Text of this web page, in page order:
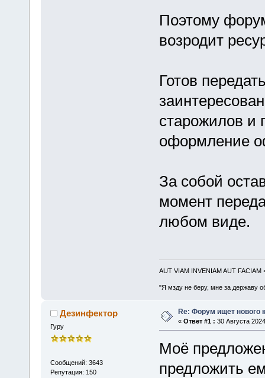
Поэтому
возродит
Готов
старожилов и
оформление
За собой
момент
любом виде.
AUT VIAM INVENIAM AUT FACIAM
"Я мзду не беру, мне за державу
Дезинфектор
Гуру
Сообщений: 3643
Репутация: 150
Re: Форум ищет нового
« Ответ #1 : 30 Августа
Моё
предложить